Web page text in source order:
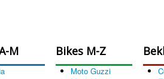
M Bikes M-Z
Moto Guzzi